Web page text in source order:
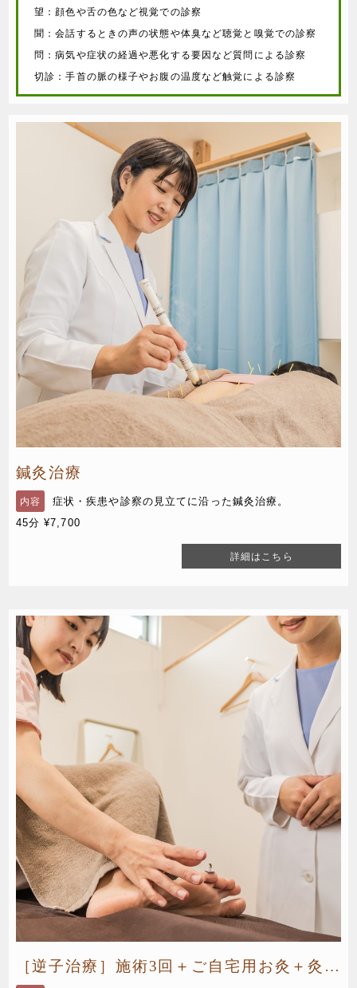
望：顔色や舌の色など視覚での診察
聞：会話するときの声の状態や体臭など聴覚と嗅覚での診察
問：病気や症状の経過や悪化する要因など質問による診察
切診：手首の脈の様子やお腹の温度など触覚による診察
鍼灸治療
内容
症状・疾患や診察の見立てに沿った鍼灸治療。
45分 ¥7,700
詳細はこちら
［逆子治療］施術3回＋ご自宅用お灸＋灸指導のコース